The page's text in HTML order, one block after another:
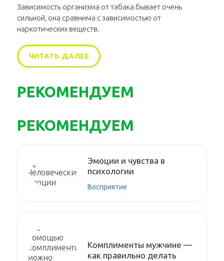
Зависимость организма от табака бывает очень
сильной, она сравнима с зависимостью от
наркотических веществ.
ЧИТАТЬ ДАЛЕЕ
РЕКОМЕНДУЕМ
РЕКОМЕНДУЕМ
Эмоции и чувства в
психологии
Восприятие
Комплименты мужчине —
как правильно делать